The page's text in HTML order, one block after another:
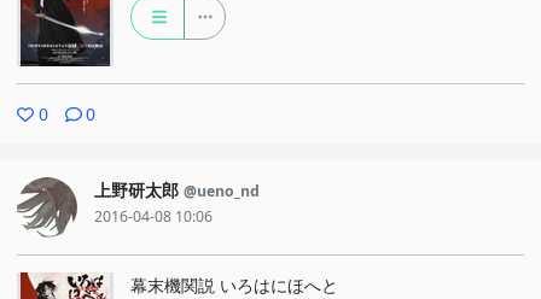
0 0
上野研太郎 @ueno_nd
2016-04-08 10:06
幕末機関説 いろはにほへと